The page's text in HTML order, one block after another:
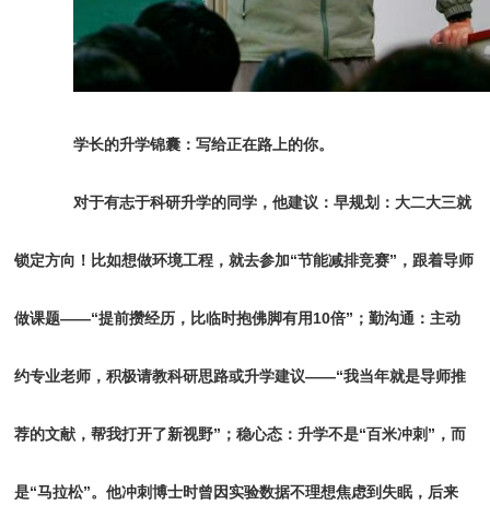
学长的升学锦囊：写给正在路上的你。
对于有志于科研升学的同学，他建议：早规划：大二大三就
锁定方向！比如想做环境工程，就去参加“节能减排竞赛”，跟着导师
做课题——“提前攒经历，比临时抱佛脚有用10倍”；勤沟通：主动
约专业老师，积极请教科研思路或升学建议——“我当年就是导师推
荐的文献，帮我打开了新视野”；稳心态：升学不是“百米冲刺”，而
是“马拉松”。他冲刺博士时曾因实验数据不理想焦虑到失眠，后来